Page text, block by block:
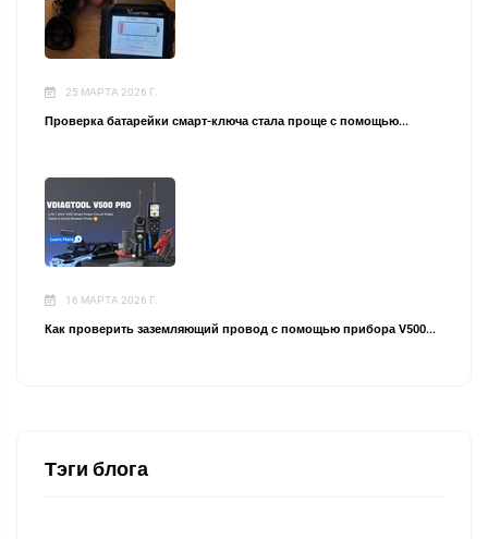
25 МАРТА 2026 Г.
Проверка батарейки смарт-ключа стала проще с помощью...
16 МАРТА 2026 Г.
Как проверить заземляющий провод с помощью прибора V500...
Тэги блога